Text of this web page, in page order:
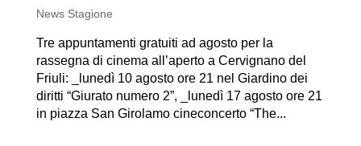
News Stagione
Tre appuntamenti gratuiti ad agosto per la
rassegna di cinema all’aperto a Cervignano del
Friuli: _lunedì 10 agosto ore 21 nel Giardino dei
diritti “Giurato numero 2”, _lunedì 17 agosto ore 21
in piazza San Girolamo cineconcerto “The...